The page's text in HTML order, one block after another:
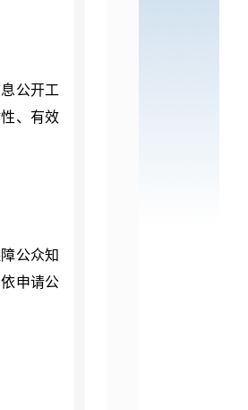
公开工
、有效
公众知
申请公